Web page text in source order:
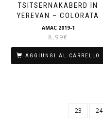
TSITSERNAKABERD IN
YEREVAN – COLORATA
AMAC 2019-1
8,99€
AGGIUNGI AL CARRELLO
23
24